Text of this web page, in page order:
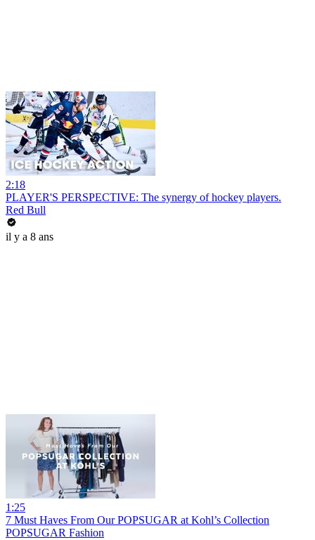
2:18
PLAYER'S PERSPECTIVE: The synergy of hockey players.
Red Bull
il y a 8 ans
1:25
7 Must Haves From Our POPSUGAR at Kohl’s Collection
POPSUGAR Fashion